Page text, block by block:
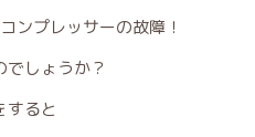
ンプレッサーの故障！
でしょうか？
すると